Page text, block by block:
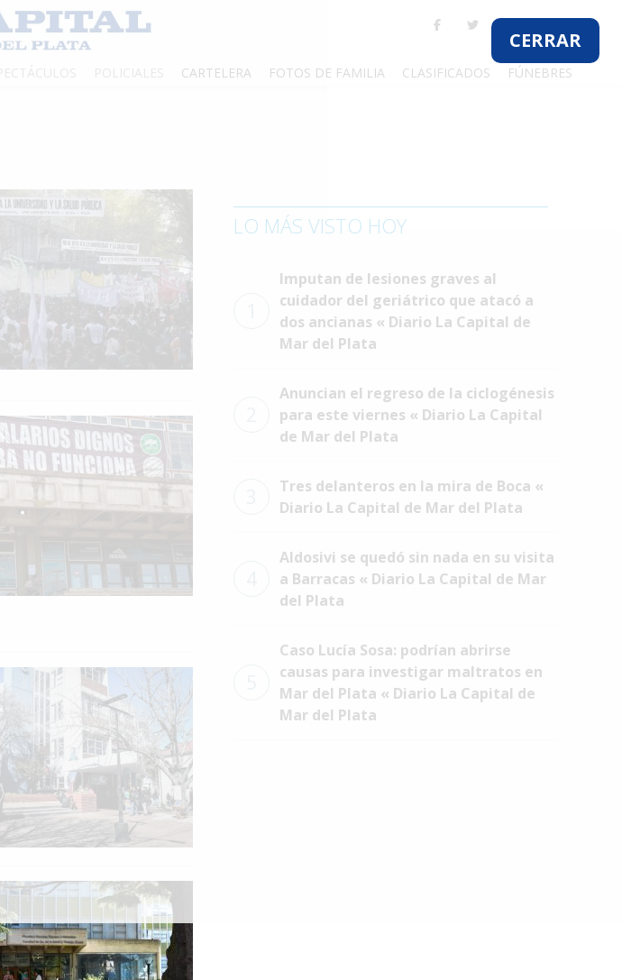
CERRAR
CARTELERA FOTOS DE FAMILIA CLASIFICADOS FÚNEBRES
LO MÁS VISTO HOY
Imputan de lesiones graves al
cuidador del geriátrico que atacó a
dos ancianas « Diario La Capital de
Mar del Plata
Anuncian el regreso de la ciclogénesis
para este viernes « Diario La Capital
de Mar del Plata
Tres delanteros en la mira de Boca «
Diario La Capital de Mar del Plata
Aldosivi se quedó sin nada en su visita
a Barracas « Diario La Capital de Mar
del Plata
Caso Lucía Sosa: podrían abrirse
causas para investigar maltratos en
Mar del Plata « Diario La Capital de
Mar del Plata